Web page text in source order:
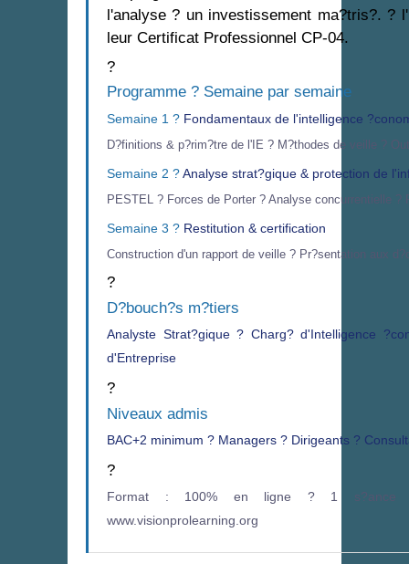
l'analyse ? un investissement ma?tris?. ?
leur Certificat Professionnel CP-04.
?
Programme ? Semaine par semaine
Semaine 1 ? Fondamentaux de l'intelligence
D?finitions & p?rim?tre de l'IE ? M?thodes de veille ?
Semaine 2 ?Analyse strat?gique & protection de
PESTEL ? Forces de Porter ? Analyse concurrentielle ?
Semaine 3 ? Restitution & certification
Construction d'un rapport de veille ? Pr?sentation aux
?
D?bouch?s m?tiers
Analyste Strat?gique ? Charg? d'Intelligence
d'Entreprise
?
Niveaux admis
BAC+2 minimum ? Managers ? Dirigeants ?
?
Format : 100% en ligne ? 1 s?ance
www.visionprolearning.org